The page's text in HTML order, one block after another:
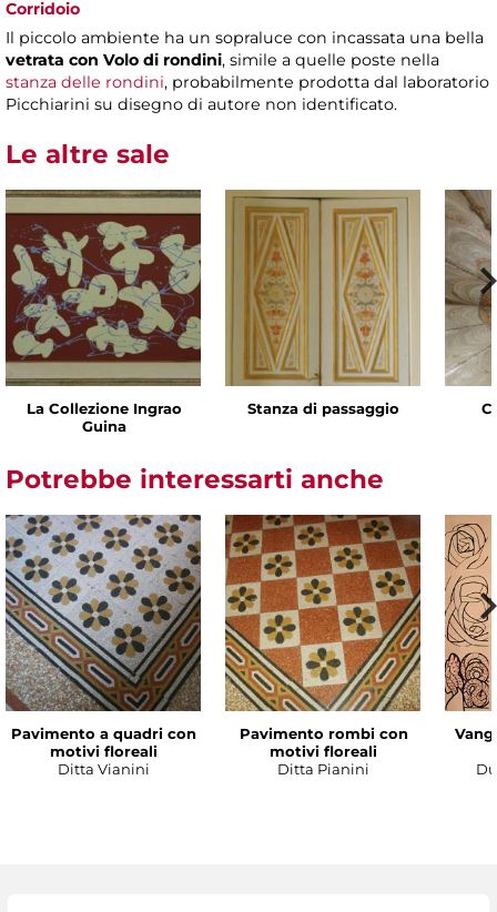
Corridoio
Il piccolo ambiente ha un sopraluce con incassata una bella
vetrata con Volo di rondini, simile a quelle poste nella
stanza delle rondini, probabilmente prodotta dal laboratorio
Picchiarini su disegno di autore non identificato.
Le altre sale
La Collezione Ingrao
Guina
Stanza di passaggio
Potrebbe interessarti anche
Pavimento a quadri con
motivi floreali
Ditta Vianini
Pavimento rombi con
motivi floreali
Ditta Pianini